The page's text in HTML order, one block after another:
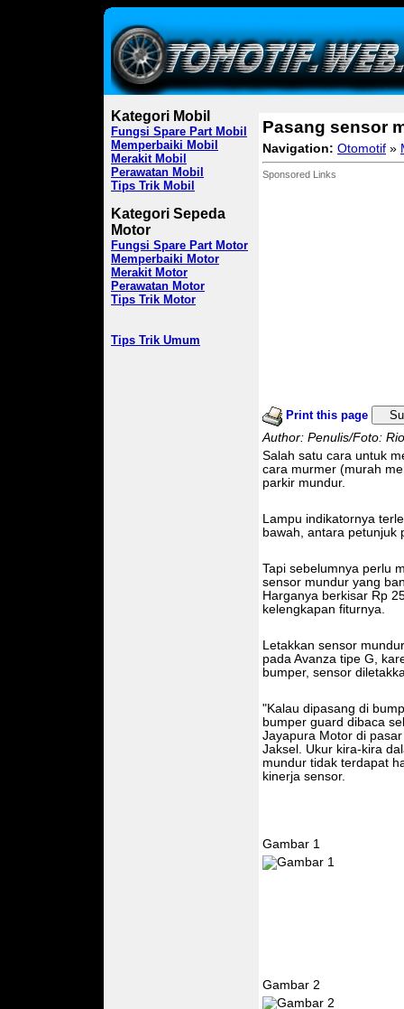
Kategori Mobil
Fungsi Spare Part Mobil
Memperbaiki Mobil
Merakit Mobil
Perawatan Mobil
Tips Trik Mobil
Kategori Sepeda
Motor
Fungsi Spare Part Motor
Memperbaiki Motor
Merakit Motor
Perawatan Motor
Tips Trik Motor
Tips Trik Umum
Pasang sensor
Navigation: Otomotif »
Sponsored Links
Print this page
Author: Penulis/Foto:
Salah satu cara untuk
cara murmer (murah
parkir mundur.
Lampu indikatornya
bawah, antara petunjuk
Tapi sebelumnya perlu
sensor mundur yang
Harganya berkisar Rp
kelengkapan fiturnya.
Letakkan sensor
pada Avanza tipe G,
bumper, sensor
"Kalau dipasang di
bumper guard dibaca
Jayapura Motor di
Jaksel. Ukur kira-kira
mundur tidak terdapat
kinerja sensor.
Gambar 1
Gambar 2